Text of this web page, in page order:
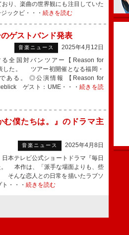
り、楽曲の世界観にも注目していた
ックビ・・・ 続きを読む
ゲストバンド発表
音楽ニュース
2025年4月12日
全国対バンツアー【Reason for
した。 ツアー初開催となる福岡・
ある。 ◎公演情報 【Reason for
ゲスト：UME・・・ 続きを読
む僕たちは。』のドラマ主
音楽ニュース
2025年4月8日
本テレビ公式ショートドラマ『毎日
。 本作は、「派手な場面よりも、些
そんな恋人との日常を描いたラブソ
・・・ 続きを読む